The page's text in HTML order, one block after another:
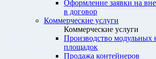
Оформление заявки на
в договор
Коммерческие услуги
Коммерческие услуги
Производство модульных
площадок
Продажа контейнеров